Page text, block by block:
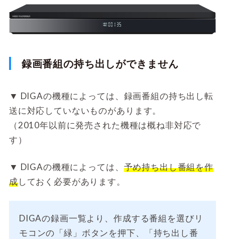
録画番組の持ち出しができません
▼ DIGAの機種によっては、録画番組の持ち出し転
送に対応していないものがあります。
（2010年以前に発売された機種は概ね非対応で
す）
▼ DIGAの機種によっては、 予め持ち出し番組を作
成しておく必要があります。
DIGAの録画一覧より、作成する番組を選びリ
モコンの「緑」ボタンを押下、「持ち出し番